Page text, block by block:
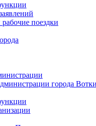
поездки
города